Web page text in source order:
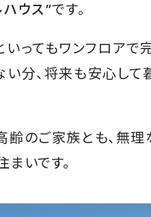
ウス”です。
ってもワンフロアで
い分、将来も安心して
齢のご家族とも、無理
いです。